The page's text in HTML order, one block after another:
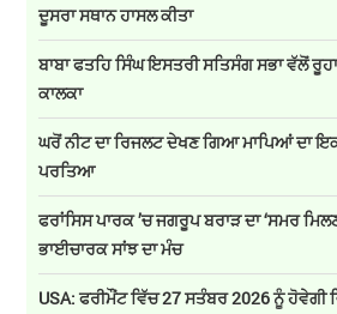
ਦੂਸਰਾ ਸਥਾਨ ਹਾਸਲ ਕੀਤਾ
ਬਾਬਾ ਫਤਹਿ ਸਿੰਘ ਇਸਤਰੀ ਸਤਿਸੰਗ ਸਭਾ ਵੱਲੋਂ
ਕਾਲਕਾ
ਘਰੋਂ ਨੀਟ ਦਾ ਰਿਜਲਟ ਦੇਖਣ ਗਿਆ ਮਾਪਿਆਂ ਦਾ
ਪਰਤਿਆ
ਫਰਾਂਸਿਸ ਪਾਰਕ ’ਚ ਜਗਰੂਪ ਬਰਾੜ ਦਾ ‘ਸਮਰ
ਭਾਈਚਾਰਕ ਸਾਂਝ ਦਾ ਮੰਚ
USA: ਫਰੀਮੌਂਟ ਵਿੱਚ 27 ਸਤੰਬਰ 2026 ਨੂੰ ਹੋਵੇਗੀ